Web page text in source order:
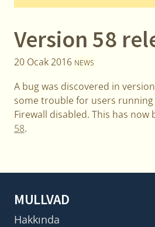
Version 58
20 Ocak 2016 NEWS
A bug was discovered in
some trouble for users
Firewall disabled. This has now
58.
MULLVAD
Hakkında